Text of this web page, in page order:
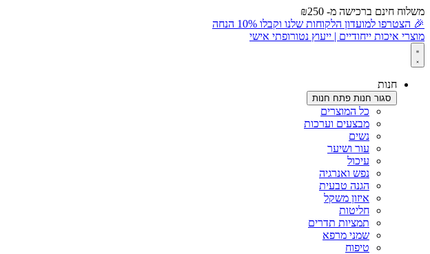
משלוח חינם ברכישה מ- ₪250
🎉 הצטרפו למועדון הלקוחות שלנו וקבלו 10% הנחה
מוצרי איכות ייחודיים | ייעוץ נטורופתי אישי
חנות
סגור חנות פתח חנות
כל המוצרים
מבצעים וערכות
נשים
עור ושיער
עיכול
נפש ואנרגיה
הגנה טבעית
איזון משקל
חליטות
תמציות תדרים
שמני מרפא
טיפוח